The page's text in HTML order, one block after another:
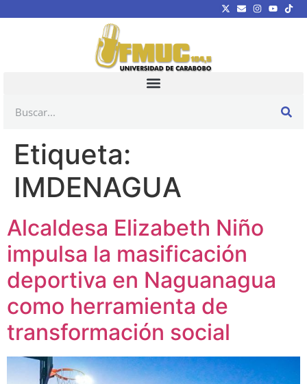
Etiqueta:
IMDENAGUA
Alcaldesa Elizabeth Niño
impulsa la masificación
deportiva en Naguanagua
como herramienta de
transformación social